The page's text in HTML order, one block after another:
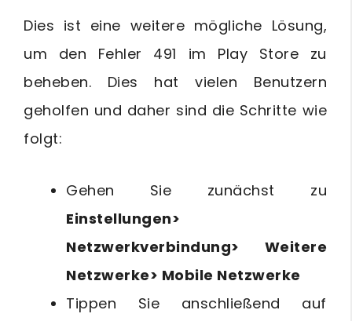
Dies ist eine weitere mögliche Lösung,
um den Fehler 491 im Play Store zu
beheben. Dies hat vielen Benutzern
geholfen und daher sind die Schritte wie
folgt:
Gehen Sie zunächst zu
Einstellungen>
Netzwerkverbindung> Weitere
Netzwerke> Mobile Netzwerke
Tippen Sie anschließend auf